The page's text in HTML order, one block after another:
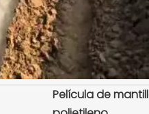
Película de